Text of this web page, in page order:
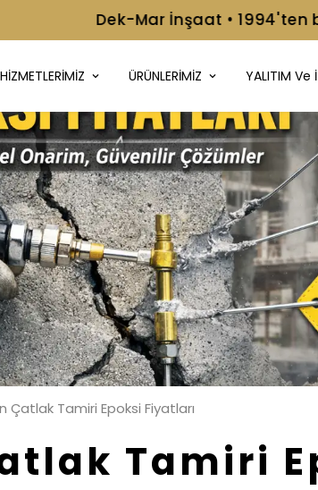
📞+90 216 499 08
HİZMETLERİMİZ ÜRÜNLERİMİZ YALITIM Ve
Çatlak Tamiri Epoksi Fiyatları
Tamiri